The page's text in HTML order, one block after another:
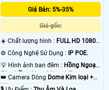
Giá Bán: 5%-35%
Giá gốc:
☀️ Chất lượng hình : FULL HD 1080P
.
⚙ Công Nghệ Sử Dụng :
IP POE.
💡 Hình ảnh ban đêm : Hồng Ngoại
50m Hồng Ngoại Smart IR.
👑 Camera Dòng Dome Kim loại +
Nhựa.